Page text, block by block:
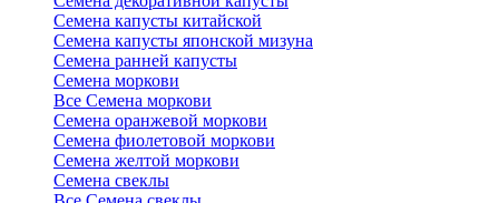
Семена капусты китайской
Семена капусты японской мизуна
Семена ранней капусты
Семена моркови
Все Семена моркови
Семена оранжевой моркови
Семена фиолетовой моркови
Семена желтой моркови
Семена свеклы